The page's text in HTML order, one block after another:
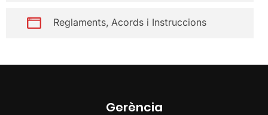
Reglaments, Acords i Instruccions
Gerència